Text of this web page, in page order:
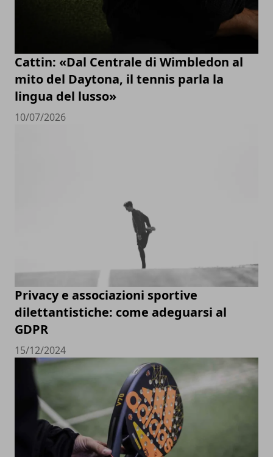
Cattin: «Dal Centrale di Wimbledon al
mito del Daytona, il tennis parla la
lingua del lusso»
10/07/2026
Privacy e associazioni sportive
dilettantistiche: come adeguarsi al
GDPR
15/12/2024